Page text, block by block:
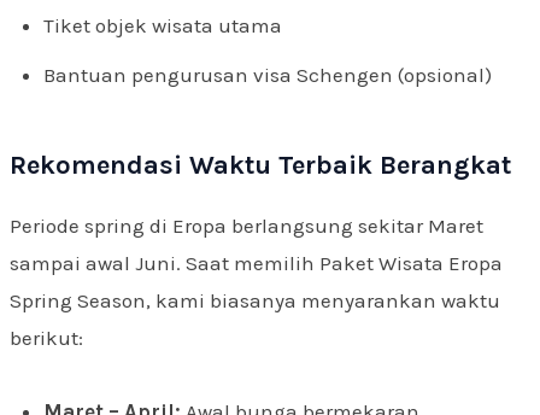
Tiket objek wisata utama
Bantuan pengurusan visa Schengen (opsional)
Rekomendasi Waktu Terbaik Berangkat
Periode spring di Eropa berlangsung sekitar Maret
sampai awal Juni. Saat memilih Paket Wisata Eropa
Spring Season, kami biasanya menyarankan waktu
berikut: